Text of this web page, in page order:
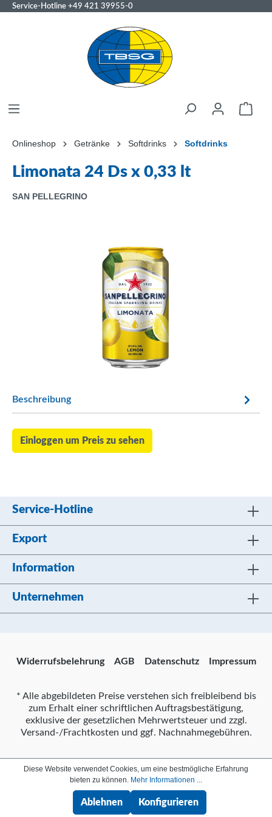
Service-Hotline +49 421 39955-0
Onlineshop Getränke Softdrinks Softdrinks
Limonata 24 Ds x 0,33 lt
SAN PELLEGRINO
Beschreibung
Einloggen um Preis zu sehen
Service-Hotline
Export
Information
Unternehmen
Widerrufsbelehrung AGB Datenschutz Impressum
* Alle abgebildeten Preise verstehen sich freibleibend bis
zum Erhalt einer schriftlichen Auftragsbestätigung,
exklusive der gesetzlichen Mehrwertsteuer und zzgl.
Versand-/Frachtkosten und ggf. Nachnahmegebühren.
Diese Website verwendet Cookies, um eine bestmögliche Erfahrung
bieten zu können. Mehr Informationen ...
Ablehnen Konfigurieren